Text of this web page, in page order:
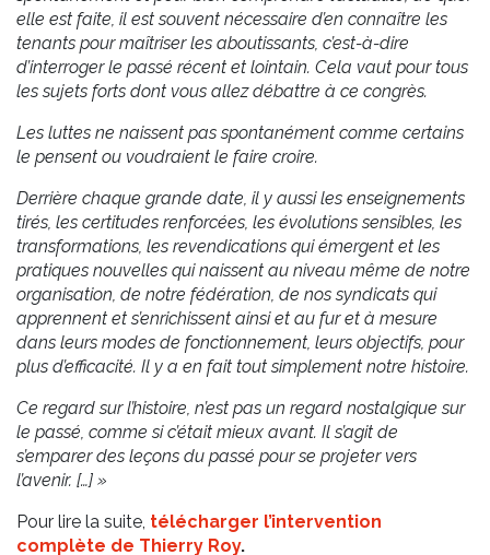
elle est faite, il est souvent nécessaire d’en connaître les
tenants pour maîtriser les aboutissants, c’est-à-dire
d’interroger le passé récent et lointain. Cela vaut pour tous
les sujets forts dont vous allez débattre à ce congrès.
Les luttes ne naissent pas spontanément comme certains
le pensent ou voudraient le faire croire.
Derrière chaque grande date, il y aussi les enseignements
tirés, les certitudes renforcées, les évolutions sensibles, les
transformations, les revendications qui émergent et les
pratiques nouvelles qui naissent au niveau même de notre
organisation, de notre fédération, de nos syndicats qui
apprennent et s’enrichissent ainsi et au fur et à mesure
dans leurs modes de fonctionnement, leurs objectifs, pour
plus d’efficacité. Il y a en fait tout simplement notre histoire.
Ce regard sur l’histoire, n’est pas un regard nostalgique sur
le passé, comme si c’était mieux avant. Il s’agit de
s’emparer des leçons du passé pour se projeter vers
l’avenir. […] »
Pour lire la suite, télécharger l’intervention
complète de Thierry Roy.